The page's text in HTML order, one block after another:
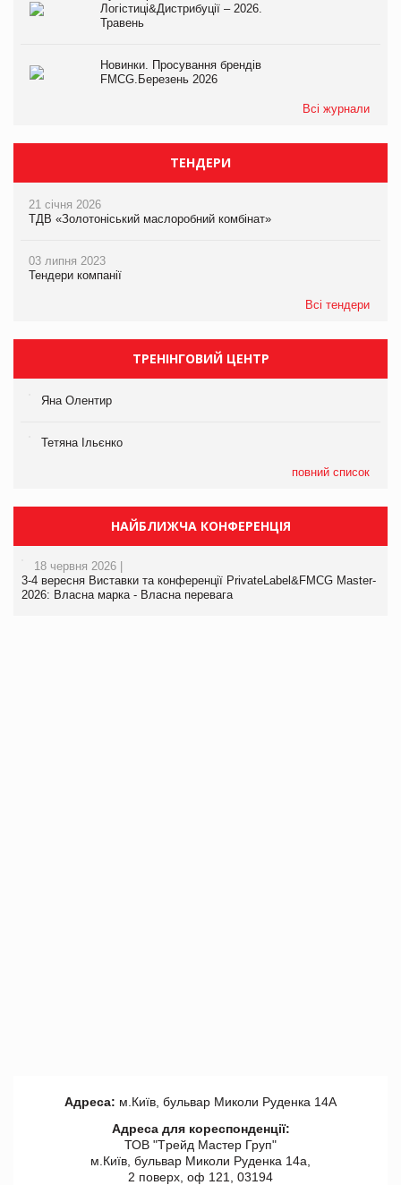
Логістиці&Дистрибуції – 2026.
Травень
Новинки. Просування брендів
FMCG.Березень 2026
Всі журнали
ТЕНДЕРИ
21 січня 2026
ТДВ «Золотоніський маслоробний комбінат»
03 липня 2023
Тендери компанії
Всі тендери
ТРЕНІНГОВИЙ ЦЕНТР
Яна Олентир
Тетяна Ільєнко
повний список
НАЙБЛИЖЧА КОНФЕРЕНЦІЯ
18 червня 2026 |
3-4 вересня Виставки та конференції PrivateLabel&FMCG Master-
2026: Власна марка - Власна перевага
Адреса: м.Київ, бульвар Миколи Руденка 14А
Адреса для кореспонденції:
ТОВ "Tрейд Мастер Груп"
м.Київ, бульвар Миколи Руденка 14а,
2 поверх, оф 121, 03194